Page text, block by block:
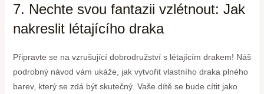
7. Nechte svou fantazii vzlétnout: Jak
nakreslit létajícího draka
Připravte se na vzrušující dobrodružství s létajícím drakem! Náš
podrobný návod vám ukáže, jak vytvořit vlastního draka plného
barev, který se zdá být skutečný. Vaše dítě se bude cítit jako